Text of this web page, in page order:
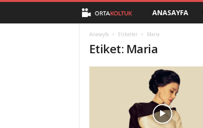
t
o
ANASAYFA
Anasayfa Etiketler Maria
Etiket: Maria